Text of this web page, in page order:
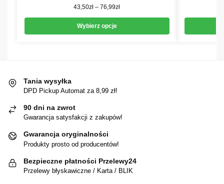
43,50zł – 76,99zł
Wybierz opcje
Tania wysyłka
DPD Pickup Automat za 8,99 zł!
90 dni na zwrot
Gwarancja satysfakcji z zakupów!
Gwarancja oryginalności
Produkty prosto od producentów!
Bezpieczne płatności Przelewy24
Przelewy błyskawiczne / Karta / BLIK